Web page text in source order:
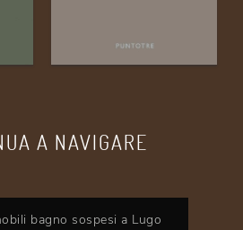
A NAVIGARE
bagno sospesi a Lugo